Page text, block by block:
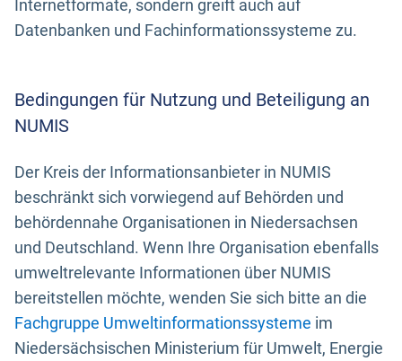
Internetformate, sondern greift auch auf
Datenbanken und Fachinformationssysteme zu.
Bedingungen für Nutzung und Beteiligung an
NUMIS
Der Kreis der Informationsanbieter in NUMIS
beschränkt sich vorwiegend auf Behörden und
behördennahe Organisationen in Niedersachsen
und Deutschland. Wenn Ihre Organisation ebenfalls
umweltrelevante Informationen über NUMIS
bereitstellen möchte, wenden Sie sich bitte an die
Fachgruppe Umweltinformationssysteme im
Niedersächsischen Ministerium für Umwelt, Energie